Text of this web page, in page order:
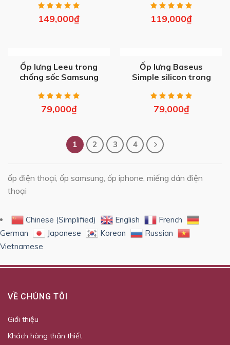
149,000₫ 119,000₫
OUT OF STOCK
Ốp lưng Leeu trong
chống sốc Samsung
79,000₫
OUT OF STOCK
Ốp lưng Baseus
Simple silicon trong
Ultra
79,000₫
1 2 3 4
ốp điện thoại, ốp samsung, ốp iphone, miếng dán điện
thoại
Chinese (Simplified) English
French
German
Japanese Korean
Russian
Vietnamese
VỀ CHÚNG TÔI
Giới thiệu
Khách hàng thân thiết